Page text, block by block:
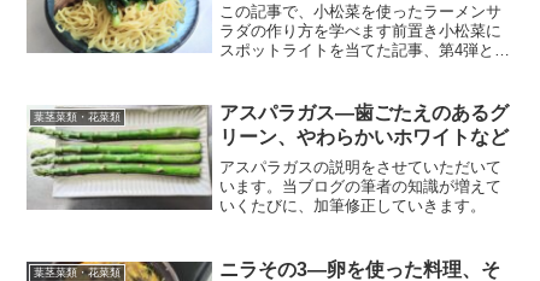
この記事で、小松菜を使ったラーメンサ
ラダの作り方を学べます前置き小松菜に
スポットライトを当てた記事、第4弾とな
れた料理を作りました。タイトルこそお
ふざけが入っていまし...
葉茎菜類・花菜類
アスパラガス―歯ごたえのあるグ
リーン、やわらかいホワイトなど
アスパラガスの説明をさせていただいて
います。当ブログの筆者の知識が増えて
いくたびに、加筆修正していきます。
葉茎菜類・花菜類
ニラその3―卵を使った料理、そ